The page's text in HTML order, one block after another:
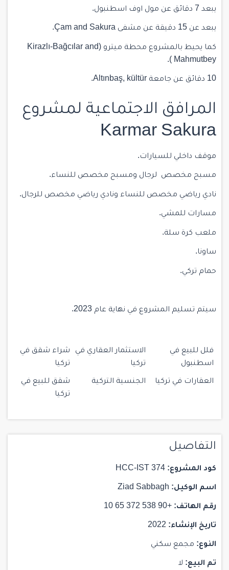
يبعد 7 دقائق عن مول اوف اسطنبول.
يبعد عن 15 دقيقة عن مشفى Çam and Sakura.
كما يحيط بالمشروع محطة ميترو (Kirazlı-Bağcılar and
Mahmutbey
).
10 دقائق عن جامعة Altınbaş, kültür.
المرافق الاجتماعية لمشروع
Karmar Sakura
موقف داخلي للسيارات.
مسبح مخصص لرجال ومسبح مخصص للنساء.
نادي رياضي مخصص للنساء ونادي رياضي مخصص للرجال.
مسارات للمشي.
ملعب كرة سلة.
ساونا.
حمام تركي.
سيتم تسليم المشروع في نهاية عام 2023.
فلل للبيع في
اسطنبول
الاستثمار العقاري في
تركيا
شراء شقق في
تركيا
العقارات في تركيا الجنسية التركية
شقق للبيع في
تركيا
التفاصيل
كود المشروع:
اسم الوكيل:
رقم الهاتف: +90 538 372 65 10
تاريخ الإنشاء:
النوع: مجمع سكني
تم البيع: